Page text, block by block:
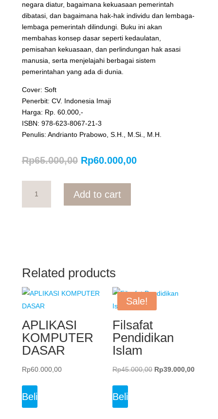
negara diatur, bagaimana kekuasaan pemerintah
dibatasi, dan bagaimana hak-hak individu dan lembaga-
lembaga pemerintah dilindungi. Buku ini akan
membahas konsep dasar seperti kedaulatan,
pemisahan kekuasaan, dan perlindungan hak asasi
manusia, serta menjelajahi berbagai sistem
pemerintahan yang ada di dunia.
Cover: Soft
Penerbit: CV. Indonesia Imaji
Harga: Rp. 60.000,-
ISBN: 978-623-8067-21-3
Penulis: Andrianto Prabowo, S.H., M.Si., M.H.
Rp65.000,00 Original
was:
Rp65.000,00.
Rp60.000,00Current
Negara
Add to cart
Related products
APLIKASI
KOMPUTER
DASAR
Rp60.000,00
Beli
Sale!
Filsafat
Pendidikan
Islam
Rp45.000,00 Original
Rp39.000,00Current
Beli